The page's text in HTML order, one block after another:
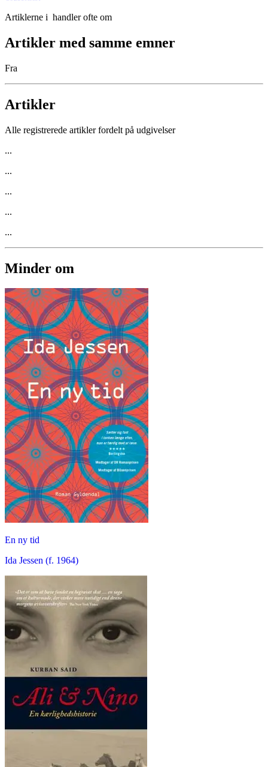
Artiklerne i handler ofte om
Artikler med samme emner
Fra
Artikler
Alle registrerede artikler fordelt på udgivelser
...
...
...
...
...
Minder om
En ny tid
Ida Jessen (f. 1964)